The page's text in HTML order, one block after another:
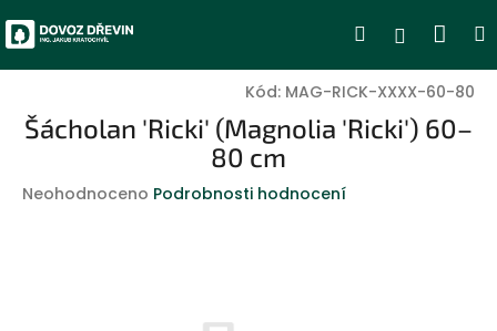
na
obsah
Hledat
Kód: MAG-RICK-XXXX-60-80
Šácholan 'Ricki' (Magnolia 'Ricki') 60–
80 cm
Průměrné
Neohodnoceno Podrobnosti hodnocení